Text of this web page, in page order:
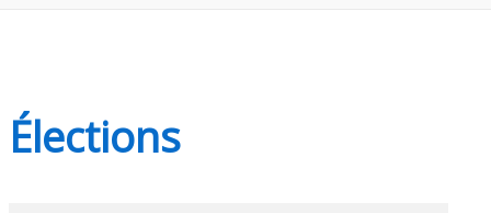
Élections